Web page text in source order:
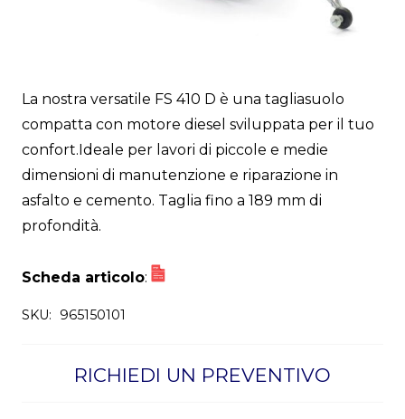
La nostra versatile FS 410 D è una tagliasuolo
compatta con motore diesel sviluppata per il tuo
confort.Ideale per lavori di piccole e medie
dimensioni di manutenzione e riparazione in
asfalto e cemento. Taglia fino a 189 mm di
profondità.
Scheda articolo:
SKU: 965150101
RICHIEDI UN PREVENTIVO